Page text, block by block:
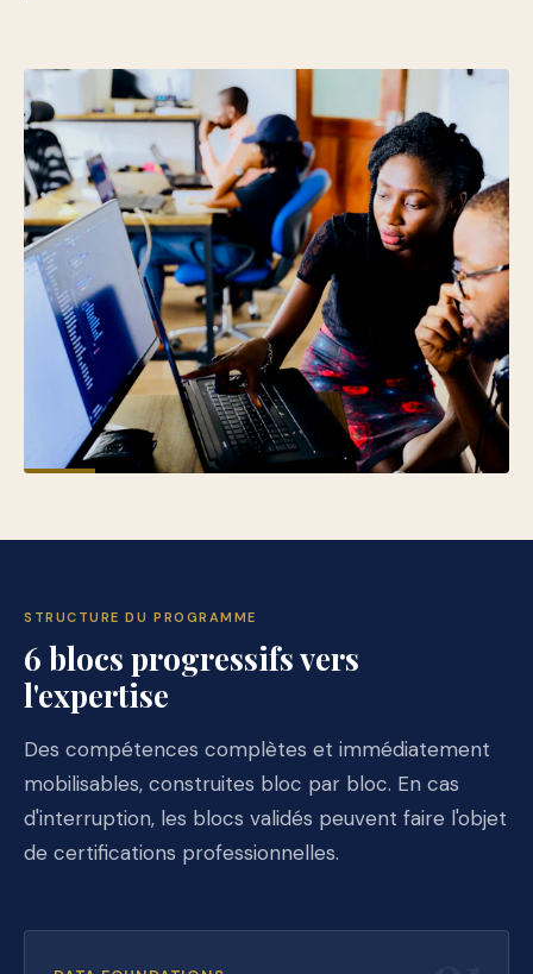
STRUCTURE DU PROGRAMME
6 blocs progressifs vers
l'expertise
Des compétences complètes et immédiatement
mobilisables, construites bloc par bloc. En cas
d'interruption, les blocs validés peuvent faire l'objet
de certifications professionnelles.